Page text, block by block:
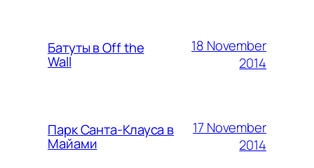
Батуты в Off the
Wall
18 November
2014
Парк Санта-Клауса в
Майами
17 November
2014